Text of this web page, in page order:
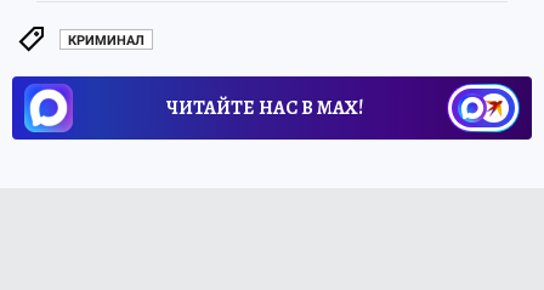
КРИМИНАЛ
ЧИТАЙТЕ НАС В МАХ!